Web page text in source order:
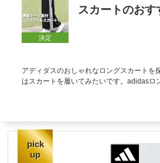
決定
スカートのおす
アディダスのおしゃれなロングスカート
はスカートを履いてみたいです。adidasロ
pick
up